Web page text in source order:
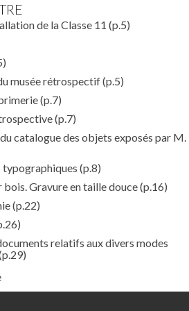
de la Classe 11 (p.5)
musée rétrospectif(p.5)
(p.7)
(p.7)
catalogue des objets exposés par M.
typographiques (p.8)
bois. Gravure en taille douce(p.16)
(p.22)
relatifs aux divers modes